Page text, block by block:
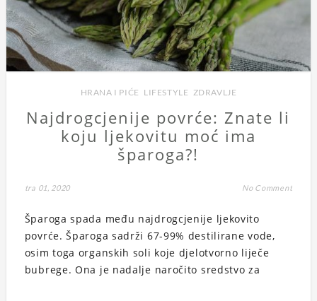
HRANA I PIĆE LIFESTYLE ZDRAVLJE
Najdrogcjenije povrće: Znate li
koju ljekovitu moć ima
šparoga?!
tra 01, 2020 No Comment
Šparoga spada među najdrogcjenije ljekovito
povrće. Šparoga sadrži 67-99% destilirane vode,
osim toga organskih soli koje djelotvorno liječe
bubrege. Ona je nadalje naročito sredstvo za